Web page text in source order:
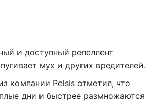
и доступный репеллент
мух и других вредителей.
компании Pelsis отметил, что
дни и быстрее размножаются